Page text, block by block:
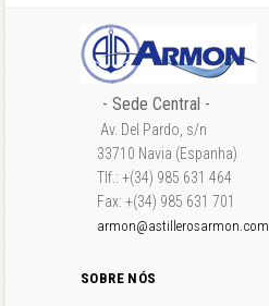
- Sede Central -
Av. Del Pardo, s/n
33710 Navia (Espanha)
Tlf.: +(34) 985 631 464
Fax: +(34) 985 631 701
armon@astillerosarmon.com
SOBRE NÓS